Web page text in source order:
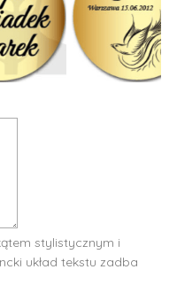
stylistycznym i
układ tekstu zadba